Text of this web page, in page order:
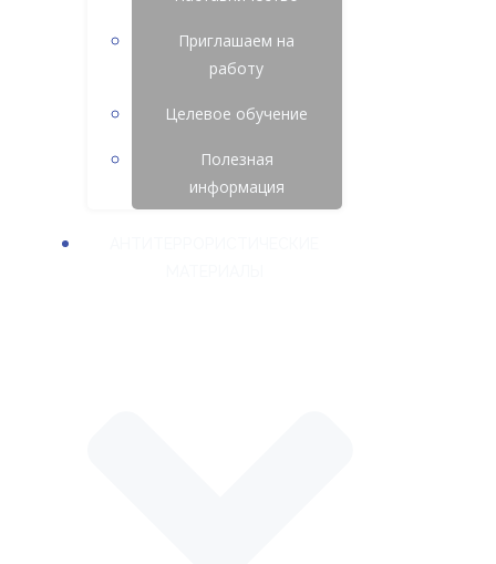
Приглашаем на
работу
Целевое обучение
Полезная
информация